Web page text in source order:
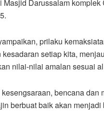
Darussalam komplek
prilaku
setiap kita,
nilai-nilai amalan sesuai al
bencana
berbuat baik akan